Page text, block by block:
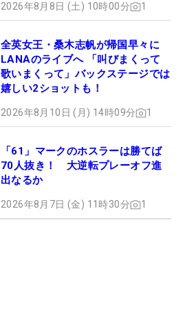
2026年8月8日 (土) 10時00分 1
全英女王・桑木志帆が帰国早々に
LANAのライブへ 「叫びまくって
歌いまくって」バックステージでは
嬉しい2ショットも！
2026年8月10日 (月) 14時09分 1
「61」マークのホスラーは勝てば
70人抜き！ 大逆転プレーオフ進
出なるか
2026年8月7日 (金) 11時30分 1